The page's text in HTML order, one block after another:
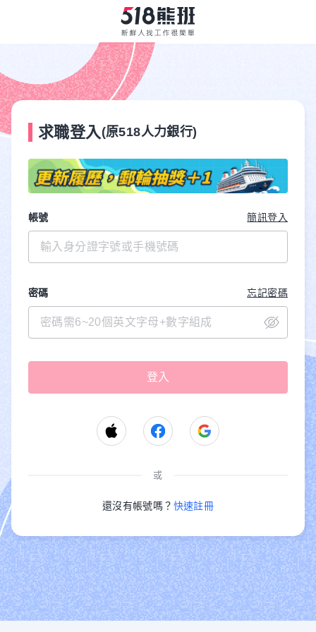
求職登入 (原518人力銀行)
帳號 簡訊登入
密碼 忘記密碼
或
還沒有帳號嗎？ 快速註冊